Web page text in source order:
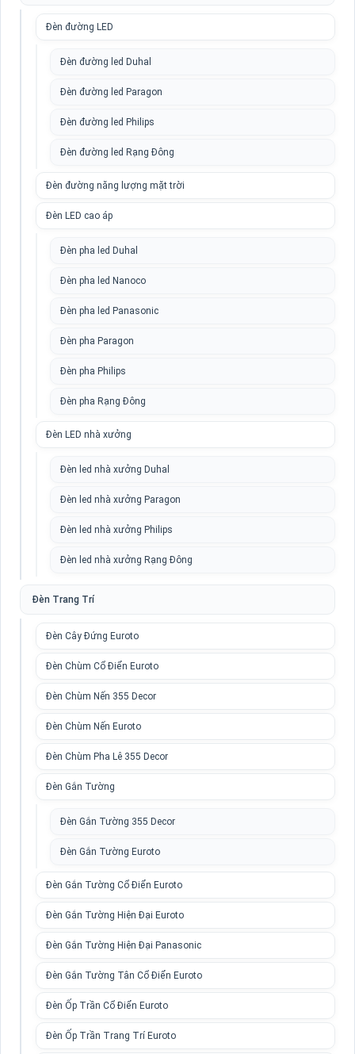
Đèn đường LED
Đèn đường led Duhal
Đèn đường led Paragon
Đèn đường led Philips
Đèn đường led Rạng Đông
Đèn đường năng lượng mặt trời
Đèn LED cao áp
Đèn pha led Duhal
Đèn pha led Nanoco
Đèn pha led Panasonic
Đèn pha Paragon
Đèn pha Philips
Đèn pha Rạng Đông
Đèn LED nhà xưởng
Đèn led nhà xưởng Duhal
Đèn led nhà xưởng Paragon
Đèn led nhà xưởng Philips
Đèn led nhà xưởng Rạng Đông
Đèn Trang Trí
Đèn Cây Đứng Euroto
Đèn Chùm Cổ Điển Euroto
Đèn Chùm Nến 355 Decor
Đèn Chùm Nến Euroto
Đèn Chùm Pha Lê 355 Decor
Đèn Gắn Tường
Đèn Gắn Tường 355 Decor
Đèn Gắn Tường Euroto
Đèn Gắn Tường Cổ Điển Euroto
Đèn Gắn Tường Hiện Đại Euroto
Đèn Gắn Tường Hiện Đại Panasonic
Đèn Gắn Tường Tân Cổ Điển Euroto
Đèn Ốp Trần Cổ Điển Euroto
Đèn Ốp Trần Trang Trí Euroto